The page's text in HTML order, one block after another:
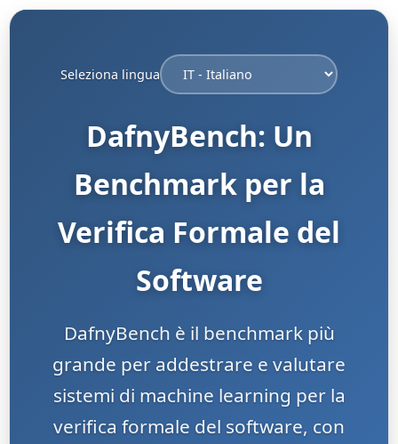
Seleziona lingua
DafnyBench: Un
Benchmark per la
Verifica Formale del
Software
DafnyBench è il benchmark più
grande per addestrare e valutare
sistemi di machine learning per la
verifica formale del software, con